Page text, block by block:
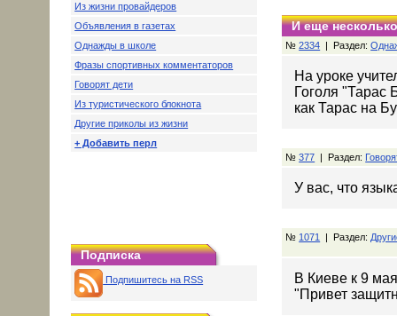
Из жизни провайдеров
Объявления в газетах
Однажды в школе
Фразы спортивных комментаторов
Говорят дети
Из туристического блокнота
Другие приколы из жизни
+ Добавить перл
Подписка
Подпишитесь на RSS
И еще
№2334 | Раздел:
На уроке
Гоголя "Тарас
как Тарас на
№377 | Раздел:
У вас, что
№ 1071 | Раздел:
В Киеве к 9
"Привет